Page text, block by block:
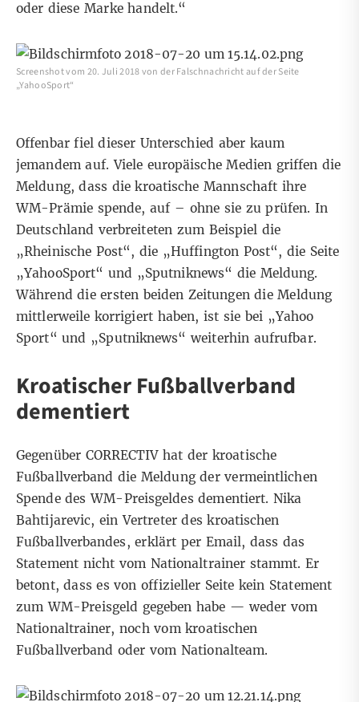
oder diese Marke handelt.“
Screenshot vom 20. Juli 2018 von der Falschnachricht auf der Seite
„YahooSport“
Offenbar fiel dieser Unterschied aber kaum
jemandem auf. Viele europäische Medien griffen die
Meldung, dass die kroatische Mannschaft ihre
WM-Prämie spende, auf – ohne sie zu prüfen. In
Deutschland verbreiteten zum Beispiel die
„Rheinische Post“, die „Huffington Post“, die Seite
„YahooSport“ und „Sputniknews“ die Meldung.
Während die ersten beiden Zeitungen die Meldung
mittlerweile korrigiert haben, ist sie bei „Yahoo
Sport“ und „Sputniknews“ weiterhin aufrufbar.
Kroatischer Fußballverband
dementiert
Gegenüber CORRECTIV hat der kroatische
Fußballverband die Meldung der vermeintlichen
Spende des WM-Preisgeldes dementiert. Nika
Bahtijarevic, ein Vertreter des kroatischen
Fußballverbandes, erklärt per Email, dass das
Statement nicht vom Nationaltrainer stammt. Er
betont, dass es von offizieller Seite kein Statement
zum WM-Preisgeld gegeben habe — weder vom
Nationaltrainer, noch vom kroatischen
Fußballverband oder vom Nationalteam.